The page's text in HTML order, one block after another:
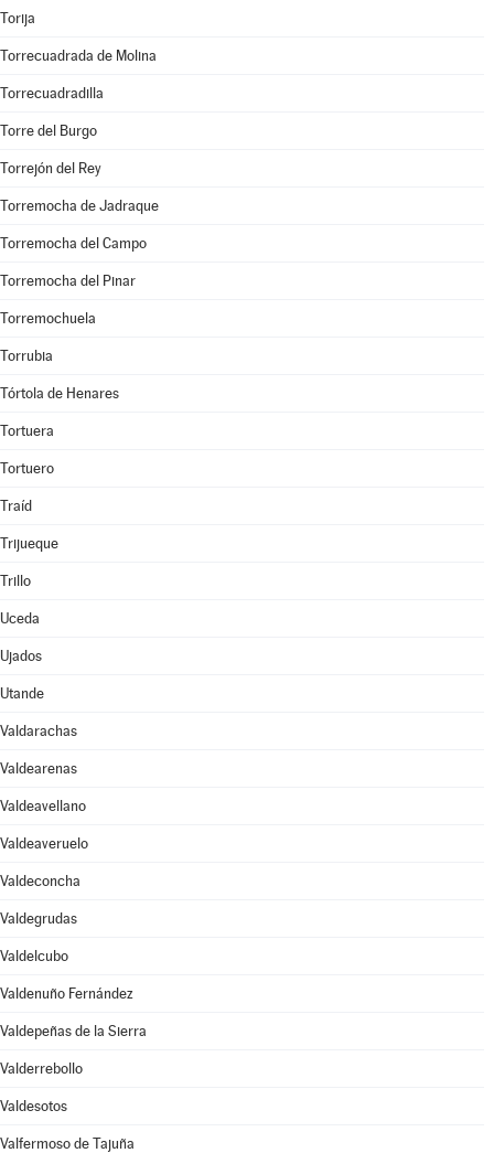
Torija
Torrecuadrada de Molina
Torrecuadradilla
Torre del Burgo
Torrejón del Rey
Torremocha de Jadraque
Torremocha del Campo
Torremocha del Pinar
Torremochuela
Torrubia
Tórtola de Henares
Tortuera
Tortuero
Traíd
Trijueque
Trillo
Uceda
Ujados
Utande
Valdarachas
Valdearenas
Valdeavellano
Valdeaveruelo
Valdeconcha
Valdegrudas
Valdelcubo
Valdenuño Fernández
Valdepeñas de la Sierra
Valderrebollo
Valdesotos
Valfermoso de Tajuña